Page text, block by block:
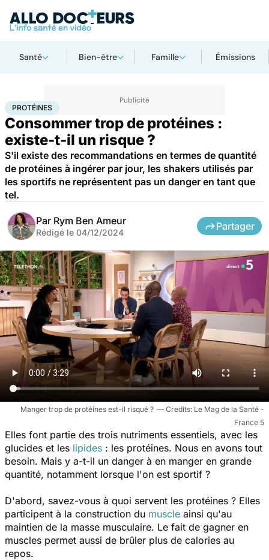
Santé Bien-être Famille Émissions
AccueilBien-être Protéines
PROTÉINES
Consommer trop de protéines :
existe-t-il un risque ?
S'il existe des recommandations en termes de quantité
de protéines à ingérer par jour, les shakers utilisés par
les sportifs ne représentent pas un danger en tant que
tel.
Par Rym Ben Ameur
Rédigé le 04/12/2024
Partager
Manger trop de protéines est-il risqué ?
Le Mag de la Santé -
France 5
Elles font partie des trois nutriments essentiels, avec les
glucides et les lipides : les protéines. Nous en avons tout
besoin. Mais y a-t-il un danger à en manger en grande
quantité, notamment lorsque l'on est sportif ?
D'abord, savez-vous à quoi servent les protéines ? Elles
participent à la construction du muscle ainsi qu'au
maintien de la masse musculaire. Le fait de gagner en
muscles permet aussi de brûler plus de calories au
repos.